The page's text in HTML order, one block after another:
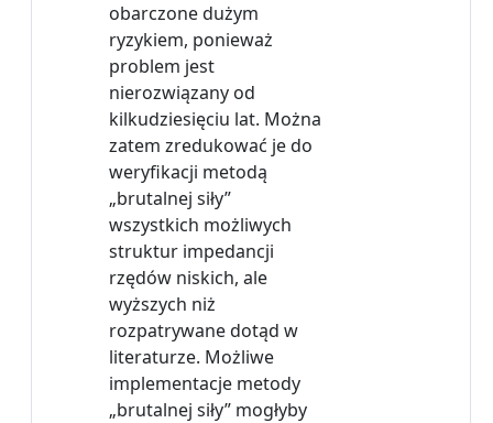
obarczone dużym
ryzykiem, ponieważ
problem jest
nierozwiązany od
kilkudziesięciu lat. Można
zatem zredukować je do
weryfikacji metodą
„brutalnej siły”
wszystkich możliwych
struktur impedancji
rzędów niskich, ale
wyższych niż
rozpatrywane dotąd w
literaturze. Możliwe
implementacje metody
„brutalnej siły” mogłyby